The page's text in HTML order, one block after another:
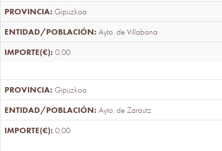
Gipuzkoa
Ayto. de Villabona
0,00
Gipuzkoa
Ayto. de Zarautz
0,00